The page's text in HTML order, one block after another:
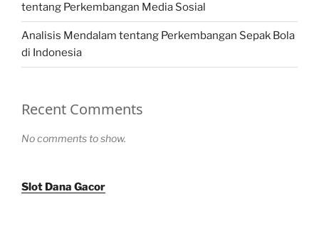
tentang Perkembangan Media Sosial
Analisis Mendalam tentang Perkembangan Sepak Bola
di Indonesia
Recent Comments
No comments to show.
Slot Dana Gacor